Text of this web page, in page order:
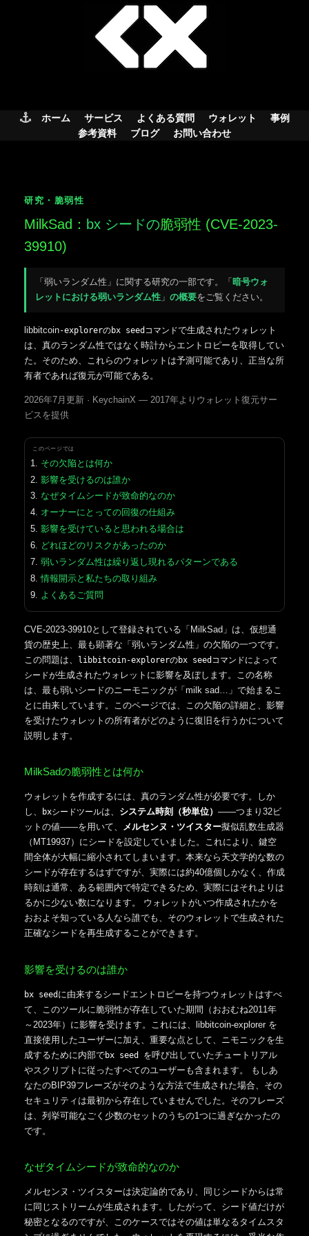
ホーム サービス よくある質問 ウォレット
事例
参考資料
ブログ お問い合わせ
研究・脆弱性
MilkSad： bx シードの脆弱性 (CVE-2023-
39910)
「弱いランダム性」に関する研究の一部です。「 暗号ウォ
レットにおける弱いランダム性 」 の概要をご覧ください。
libbitcoin-explorerのbx seedコマンドで生成されたウォレット
は、真のランダム性ではなく時計からエントロピーを取得してい
た。そのため、これらのウォレットは予測可能であり、正当な所
有者であれば復元が可能である。
2026年7月更新 · KeychainX — 2017年よりウォレット復元サー
ビスを提供
このページでは
その欠陥とは何か
影響を受けるのは誰か
なぜタイムシードが致命的なのか
オーナーにとっての回復の仕組み
影響を受けていると思われる場合は
どれほどのリスクがあったのか
弱いランダム性は繰り返し現れるパターンである
情報開示と私たちの取り組み
よくあるご質問
CVE-2023-39910として登録されている「MilkSad」は、仮想通
貨の歴史上、最も顕著な「弱いランダム性」の欠陥の一つです。
この問題は、
libbitcoin-explorerのbx seedコマンドによって
シードが生成されたウォレットに影響を及ぼします。この名称
は、最も弱いシードのニーモニックが「milk sad…」で始まるこ
とに由来しています。このページでは、この欠陥の詳細と、影響
を受けたウォレットの所有者がどのように復旧を行うかについて
説明します。
MilkSadの脆弱性とは何か
ウォレットを作成するには、真のランダム性が必要です。しか
し、
bxシードツールは、 システム時刻（秒単位） ――つまり32ビ
ットの値――を用いて、 メルセンヌ・ツイスター擬似乱数生成器
（MT19937）にシードを設定していました。これにより、鍵空
間全体が大幅に縮小されてしまいます。本来なら天文学的な数の
シードが存在するはずですが、実際には約40億個しかなく、作成
時刻は通常、ある範囲内で特定できるため、実際にはそれよりは
るかに少ない数になります。 ウォレットがいつ作成されたかを
おおよそ知っている人なら誰でも、そのウォレットで生成された
正確なシードを再生成することができます。
影響を受けるのは誰か
bx seed に由来するシードエントロピーを持つウォレットはすべ
て、このツールに脆弱性が存在していた期間（おおむね2011年
～2023年）に影響を受けます。これには、libbitcoin-explorer を
直接使用したユーザーに加え、重要な点として、ニモニックを生
成するために内部でbx seed を呼び出していたチュートリアル
やスクリプトに従ったすべてのユーザーも含まれます。 もしあ
なたのBIP39フレーズがそのような方法で生成された場合、その
セキュリティは最初から存在していませんでした。そのフレーズ
は、列挙可能なごく少数のセットのうちの1つに過ぎなかったの
です。
なぜタイムシードが致命的なのか
メルセンヌ・ツイスターは決定論的であり、同じシードからは常
に同じストリームが生成されます。したがって、シード値だけが
秘密となるのですが、このケースではその値は単なるタイムスタ